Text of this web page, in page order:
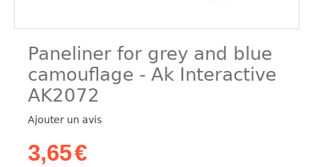
Paneliner for grey and blue
camouflage - Ak Interactive
AK2072
Ajouter un avis
3,65€